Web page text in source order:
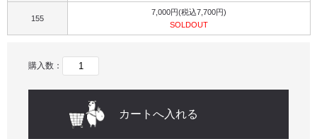
155
7,000円(税込7,700円)
SOLDOUT
購入数：